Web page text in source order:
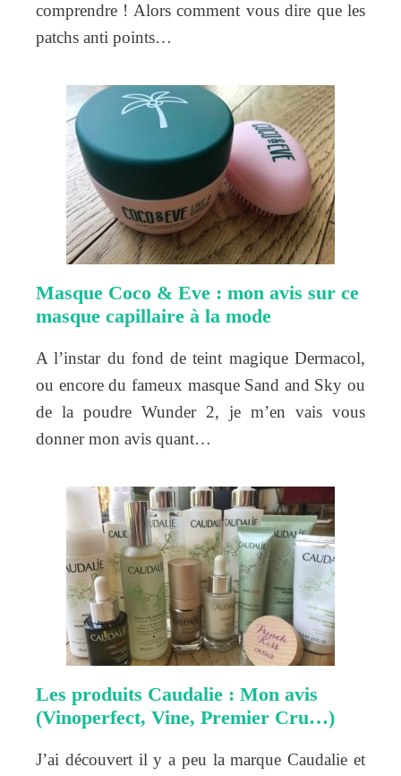
comprendre ! Alors comment vous dire que les
patchs anti points…
Masque Coco & Eve : mon avis sur ce
masque capillaire à la mode
A l’instar du fond de teint magique Dermacol,
ou encore du fameux masque Sand and Sky ou
de la poudre Wunder 2, je m’en vais vous
donner mon avis quant…
Les produits Caudalie : Mon avis
(Vinoperfect, Vine, Premier Cru…)
J’ai découvert il y a peu la marque Caudalie et